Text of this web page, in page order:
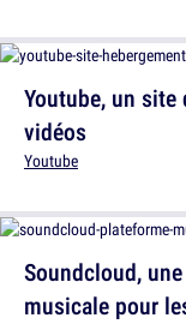
Youtube, un site
vidéos
Youtube
Soundcloud,
musicale pour